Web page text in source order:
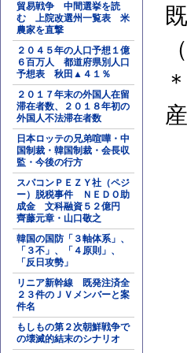
貿易戦争 中間選挙を読
む 上院改選州一覧表 米
農家を直撃
２０４５年の人口予想１億
６百万人 都道府県別人口
予想表 秋田▲４１％
２０１７年末の外国人在留
滞在者数、２０１８年初の
外国人不法滞在者数
日本ロッテの兄弟喧嘩・中
国制裁・韓国制裁・会長収
監・今後の行方
スパコンＰＥＺＹ社（ペジ
ー）脱税事件 ＮＥＤＯ助
成金 文科融資５２億円
齊藤元章・山口敬之
韓国の国防「３軸体系」、
「３不」、「４原則」、
「反日攻勢」
リニア新幹線 既発注済全
２３件のＪＶメンバーと案
件名
もしもの第２次朝鮮戦争で
の壊滅的結末のシナリオ